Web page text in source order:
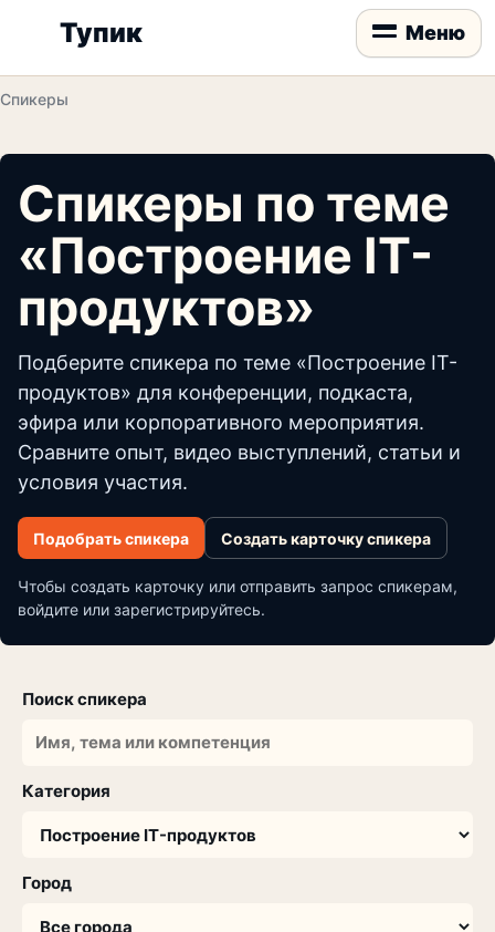
Тупик Меню
Спикеры
Спикеры по теме
«Построение IT-
продуктов»
Подберите спикера по теме «Построение IT-
продуктов» для конференции, подкаста,
эфира или корпоративного мероприятия.
Сравните опыт, видео выступлений, статьи и
условия участия.
Подобрать спикера Создать карточку спикера
Чтобы создать карточку или отправить запрос спикерам,
войдите или зарегистрируйтесь.
Поиск спикера
Категория
Город